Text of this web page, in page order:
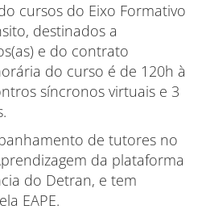
cursos do Eixo Formativo
destinados a
e do contrato
do curso é de 120h à
síncronos virtuais e 3
de tutores no
da plataforma
do Detran, e tem
EAPE.